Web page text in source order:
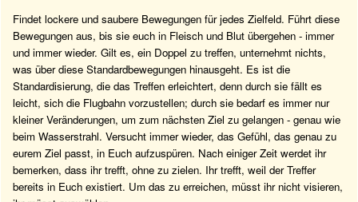
Findet lockere und saubere Bewegungen für jedes Zielfeld. Führt diese
Bewegungen aus, bis sie euch in Fleisch und Blut übergehen - immer
und immer wieder. Gilt es, ein Doppel zu treffen, unternehmt nichts,
was über diese Standardbewegungen hinausgeht. Es ist die
Standardisierung, die das Treffen erleichtert, denn durch sie fällt es
leicht, sich die Flugbahn vorzustellen; durch sie bedarf es immer nur
kleiner Veränderungen, um zum nächsten Ziel zu gelangen - genau wie
beim Wasserstrahl. Versucht immer wieder, das Gefühl, das genau zu
eurem Ziel passt, in Euch aufzuspüren. Nach einiger Zeit werdet ihr
bemerken, dass ihr trefft, ohne zu zielen. Ihr trefft, weil der Treffer
bereits in Euch existiert. Um das zu erreichen, müsst ihr nicht visieren,